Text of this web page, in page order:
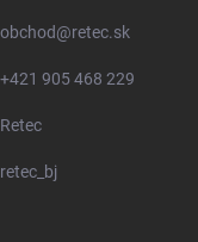
obchod@retec.sk
+421 905 468 229
Retec
retec_bj